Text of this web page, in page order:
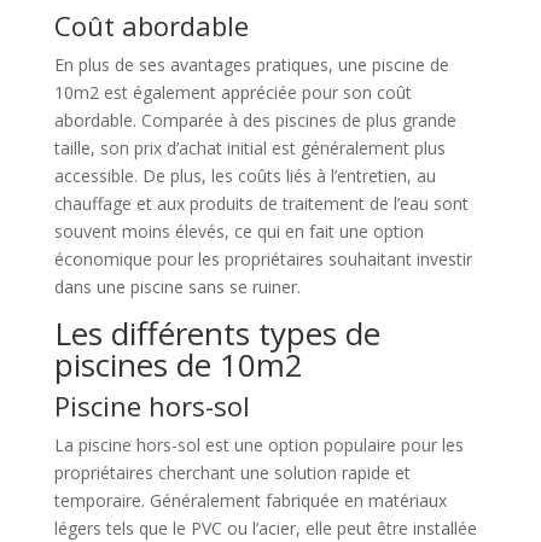
Coût abordable
En plus de ses avantages pratiques, une piscine de
10m2 est également appréciée pour son coût
abordable. Comparée à des piscines de plus grande
taille, son prix d’achat initial est généralement plus
accessible. De plus, les coûts liés à l’entretien, au
chauffage et aux produits de traitement de l’eau sont
souvent moins élevés, ce qui en fait une option
économique pour les propriétaires souhaitant investir
dans une piscine sans se ruiner.
Les différents types de
piscines de 10m2
Piscine hors-sol
La piscine hors-sol est une option populaire pour les
propriétaires cherchant une solution rapide et
temporaire. Généralement fabriquée en matériaux
légers tels que le PVC ou l’acier, elle peut être installée